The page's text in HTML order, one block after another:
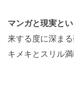
マンガと現実と
来する度に深ま
キメキとスリル満